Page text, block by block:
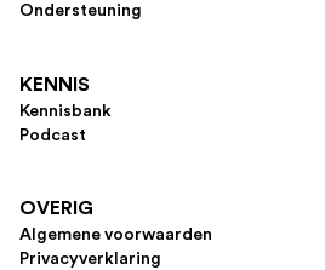
Ondersteuning
KENNIS
Kennisbank
Podcast
OVERIG
Algemene voorwaarden
Privacyverklaring